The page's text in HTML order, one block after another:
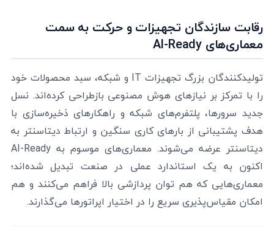
رقابت سازندگان تجهیزات و حرکت به سمت
معماری‌های AI-Ready
تولیدکنندگان بزرگ تجهیزات IT و شبکه، سبد محصولات خود
را با تمرکز بر نیازهای هوش مصنوعی بازطراحی کرده‌اند. نسل
جدید سرورها، پلتفرم‌های شبکه و راهکارهای ذخیره‌سازی با
هدف پشتیبانی از بارهای کاری سنگین و ارتباط دیتاسنتر به
دیتاسنتر عرضه می‌شوند. معماری‌های موسوم به AI-Ready
اکنون به یک استاندارد عملی در صنعت تبدیل شده‌اند؛
معماری‌هایی که هم توان پردازشی بالا فراهم می‌کنند و هم
امکان مقیاس‌پذیری سریع را در اختیار اپراتورها می‌گذارند.